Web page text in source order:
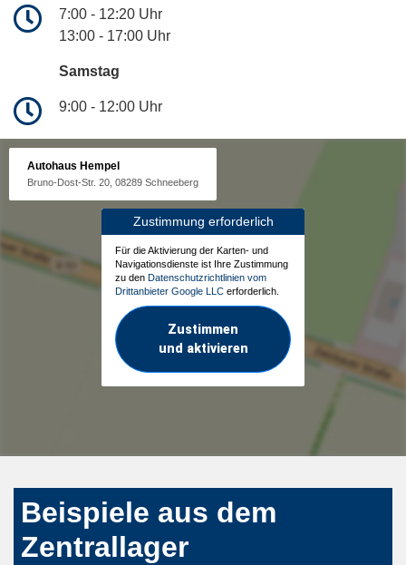
7:00 - 12:20 Uhr
13:00 - 17:00 Uhr
Samstag
9:00 - 12:00 Uhr
Autohaus Hempel
Bruno-Dost-Str. 20, 08289 Schneeberg
Zustimmung erforderlich
Für die Aktivierung der Karten- und
Navigationsdienste ist Ihre Zustimmung
zu den Datenschutzrichtlinien vom
Drittanbieter Google LLC erforderlich.
Zustimmen
und aktivieren
Beispiele aus dem
Zentrallager